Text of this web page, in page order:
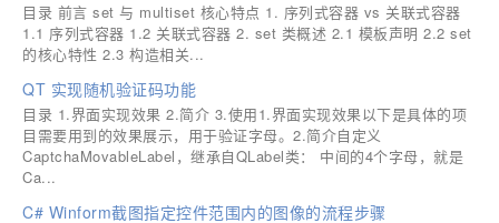
目录 前言 set 与 multiset 核心特点 1. 序列式容器 vs 关联式容器
1.1 序列式容器 1.2 关联式容器 2. set 类概述 2.1 模板声明 2.2 set
的核心特性 2.3 构造相关...
QT 实现随机验证码功能
目录 1.界面实现效果 2.简介 3.使用1.界面实现效果以下是具体的项
目需要用到的效果展示，用于验证字母。2.简介自定义
CaptchaMovableLabel，继承自QLabel类： 中间的4个字母，就是
Ca...
C# Winform截图指定控件范围内的图像的流程步骤